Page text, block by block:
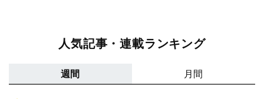
人気記事・連載ランキング
週間 月間